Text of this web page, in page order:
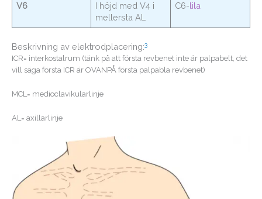
V6
I höjd med V4 i
mellersta AL
C6-lila
Beskrivning av elektrodplacering:3
ICR= interkostalrum (tänk på att första revbenet inte är palpabelt, det
vill säga första ICR är OVANPÅ första palpabla revbenet)
MCL= medioclavikularlinje
AL= axillarlinje